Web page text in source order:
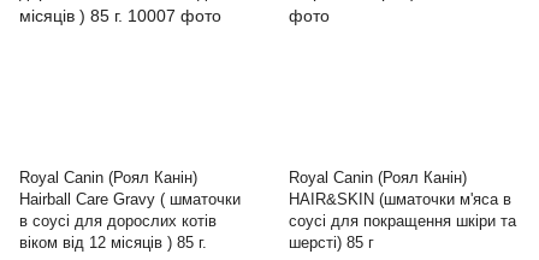
Royal Canin (Роял Канін)
Hairball Care Gravy ( шматочки
в соусі для дорослих котів
віком від 12 місяців ) 85 г.
Royal Canin (Роял Канін)
HAIR&SKIN (шматочки м'яса в
соусі для покращення шкіри та
шерсті) 85 г